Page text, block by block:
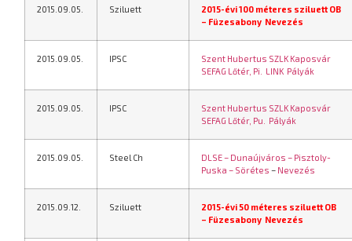
2015.09.05. Sziluett
2015-évi 100 méteres sziluett OB
– Füzesabony Nevezés
2015.09.05. IPSC
Szent Hubertus SZLK Kaposvár
SEFAG Lőtér, Pi.
LINK Pályák
2015.09.05. IPSC
Szent Hubertus SZLK Kaposvár
SEFAG Lőtér, Pu.
Pályák
2015.09.05. Steel Ch
DLSE – Dunaújváros – Pisztoly-
Puska – Sörétes– Nevezés
2015.09.12. Sziluett
2015-évi 50 méteres sziluett OB
– Füzesabony Nevezés